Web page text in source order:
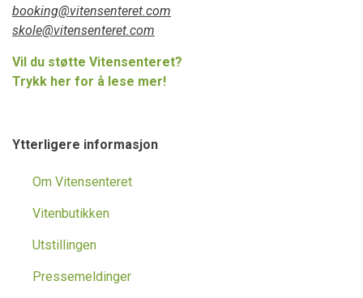
booking@vitensenteret.com
skole@vitensenteret.com
Vil du støtte Vitensenteret?
Trykk her for å lese mer!
Ytterligere informasjon
Om Vitensenteret
Vitenbutikken
Utstillingen
Pressemeldinger